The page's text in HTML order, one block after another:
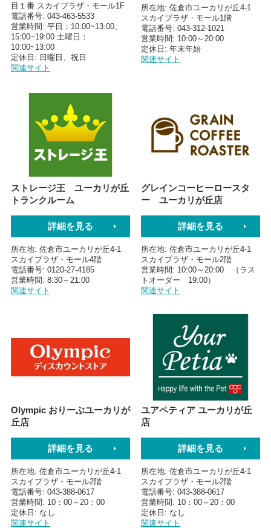
目１番 スカイプラザ・モール1F
電話番号 043-463-5533
営業時間
平日：10:00~13:00、
15:00~19:00 土曜日：
10:00~13:00
定休日
日曜日、祝日
関連サイト
所在地 佐倉市ユーカリが丘4-1
スカイプラザ・モール1階
電話番号 043-312-1021
営業時間
10:00～20:00
定休日
年末年始
関連サイト
ストレージ王 ユーカリが丘
トランクルーム
詳細を見る
所在地 佐倉市ユーカリが丘4-1
スカイプラザ・モール4階
電話番号 0120-27-4185
営業時間 8:30～21:00
関連サイト
グレインコーヒーロースタ
ー ユーカリが丘店
詳細を見る
所在地 佐倉市ユーカリが丘4-1
スカイプラザ・モール2階
営業時間
10:00～20:00 （ラス
トオーダー 19:00）
関連サイト
Olympic おりーぶユーカリが
丘店
詳細を見る
所在地 佐倉市ユーカリが丘4-1
スカイプラザ・モール2階
電話番号 043-388-0617
営業時間
10：00～20：00
定休日
なし
関連サイト
ユアペティア ユーカリが丘
店
詳細を見る
所在地 佐倉市ユーカリが丘4-1
スカイプラザ・モール2階
電話番号 043-388-0617
営業時間
10：00～20：00
定休日
なし
関連サイト